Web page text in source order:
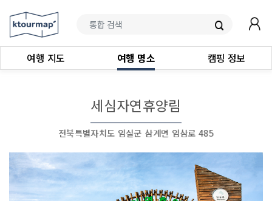
여행 지도 여행 명소 캠핑 정보
세심자연휴양림
전북특별자치도 임실군 삼계면 임삼로 485